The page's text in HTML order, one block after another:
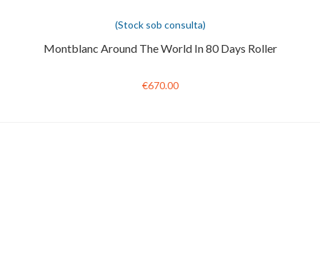
(Stock sob consulta)
Montblanc Around The World In 80 Days Roller
€670.00